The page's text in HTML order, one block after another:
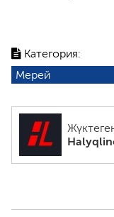
Категория:
Мерей